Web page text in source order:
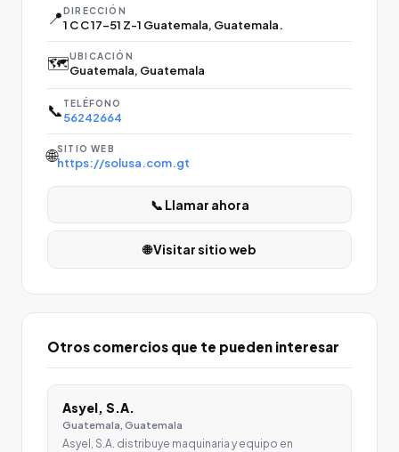
📍DIRECCIÓN
1 C C 17-51 Z-1 Guatemala, Guatemala.
🗺️UBICACIÓN
Guatemala, Guatemala
📞 TELÉFONO
56242664
🌐SITIO WEB
https://solusa.com.gt
📞 Llamar ahora
🌐 Visitar sitio web
Otros comercios que te pueden interesar
Asyel, S.A.
Guatemala, Guatemala
Asyel, S.A. distribuye maquinaria y equipo en